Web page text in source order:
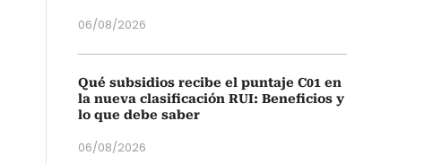
06/08/2026
Qué subsidios recibe el puntaje C01 en
la nueva clasificación RUI: Beneficios y
lo que debe saber
06/08/2026